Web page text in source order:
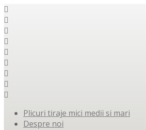
Plicuri tiraje mici medii si mari
Despre noi